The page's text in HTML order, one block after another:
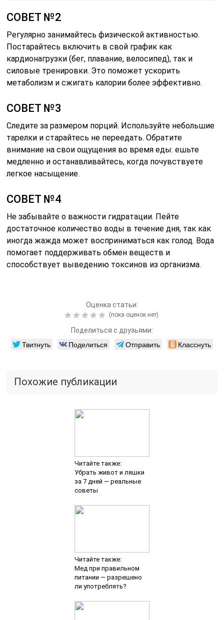
СОВЕТ №2
Регулярно занимайтесь физической активностью.
Постарайтесь включить в свой график как
кардионагрузки (бег, плавание, велосипед), так и
силовые тренировки. Это поможет ускорить
метаболизм и сжигать калории более эффективно.
СОВЕТ №3
Следите за размером порций. Используйте небольшие
тарелки и старайтесь не переедать. Обратите
внимание на свои ощущения во время еды: ешьте
медленно и останавливайтесь, когда почувствуете
легкое насыщение.
СОВЕТ №4
Не забывайте о важности гидратации. Пейте
достаточное количество воды в течение дня, так как
иногда жажда может восприниматься как голод. Вода
помогает поддерживать обмен веществ и
способствует выведению токсинов из организма.
Оценка статьи:
(пока оценок нет)
Поделиться с друзьями:
Твитнуть Поделиться Отправить Класснуть
Похожие публикации
Читайте также:
Убрать живот и ляшки
за 7 дней — реальные
советы
Читайте также:
Мед при правильном
питании — разрешено
ли употреблять?